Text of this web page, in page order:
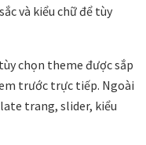
và kiểu chữ để tùy
chọn theme được sắp
trước trực tiếp. Ngoài
trang, slider, kiểu